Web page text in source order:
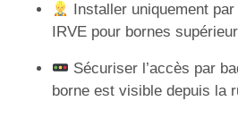
Installer uniquement
IRVE pour bornes
Sécuriser l’accès par
borne est visible depuis la